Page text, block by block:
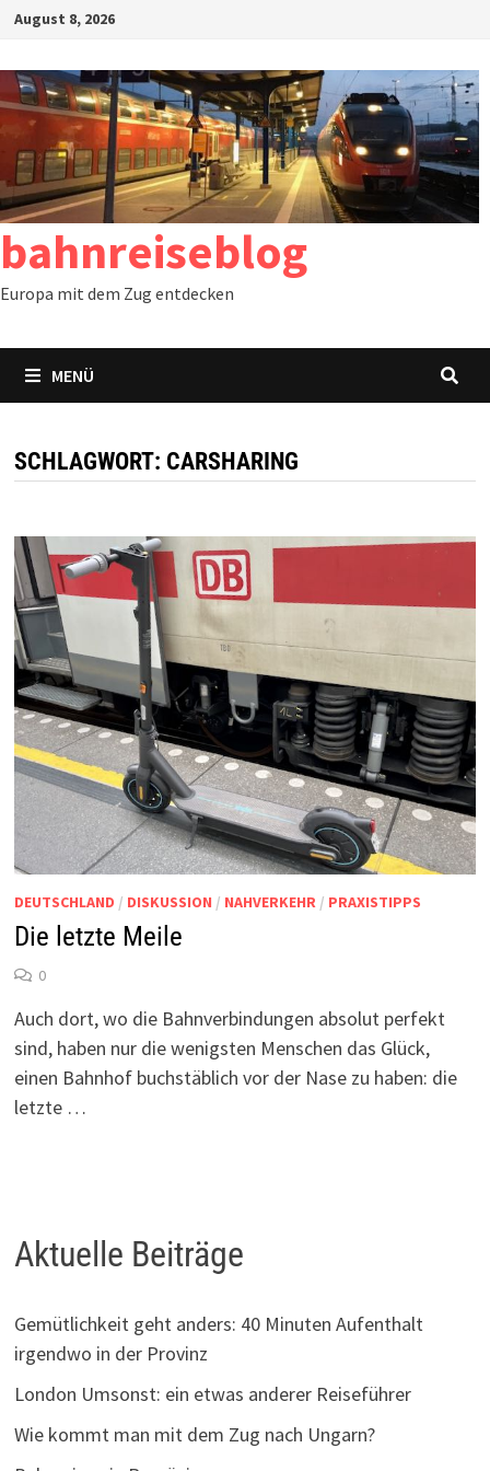
Zum
springen
August 8, 2026
bahnreiseblog
Europa mit dem Zug entdecken
MENÜ
SCHLAGWORT: CARSHARING
DEUTSCHLAND / DISKUSSION / NAHVERKEHR/ PRAXISTIPPS
Die letzte Meile
0
Auch dort, wo die Bahnverbindungen absolut perfekt
sind, haben nur die wenigsten Menschen das Glück,
einen Bahnhof buchstäblich vor der Nase zu haben: die
letzte …
Aktuelle Beiträge
Gemütlichkeit geht anders: 40 Minuten Aufenthalt
irgendwo in der Provinz
London Umsonst: ein etwas anderer Reiseführer
Wie kommt man mit dem Zug nach Ungarn?